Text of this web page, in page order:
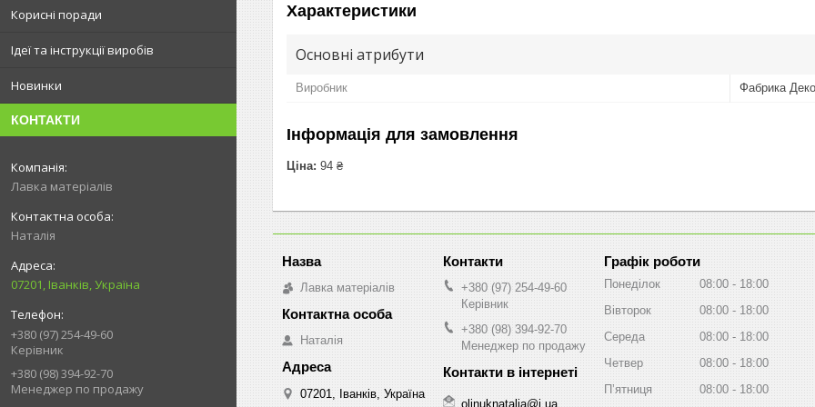
Корисні поради
Ідеї та інструкції виробів
Новинки
КОНТАКТИ
Лавка матеріалів
Наталія
07201, Іванків, Україна
+380 (97) 254-49-60
Керівник
+380 (98) 394-92-70
Менеджер по продажу
Характеристики
Основні атрибути
Виробник Фабрика
Інформація для замовлення
Ціна: 94 ₴
Лавка матеріалів
Наталія
07201, Іванків, Україна
+380 (97) 254-49-60
Керівник
+380 (98) 394-92-70
Менеджер по продажу
olinuknatalia@i.ua
Графік роботи
Понеділок 08:00
18:00
Вівторок
08:00
18:00
Середа
08:00
18:00
Четвер
08:00
18:00
Пʼятниця
08:00 18:00